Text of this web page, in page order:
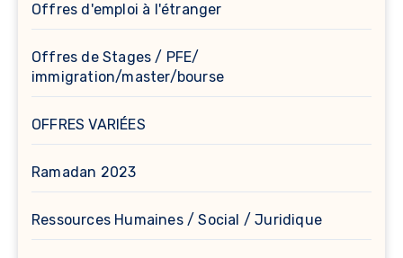
Offres d'emploi à l'étranger
Offres de Stages / PFE/
immigration/master/bourse
OFFRES VARIÉES
Ramadan 2023
Ressources Humaines / Social / Juridique